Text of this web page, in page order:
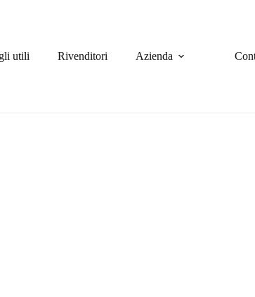
utili Rivenditori Azienda